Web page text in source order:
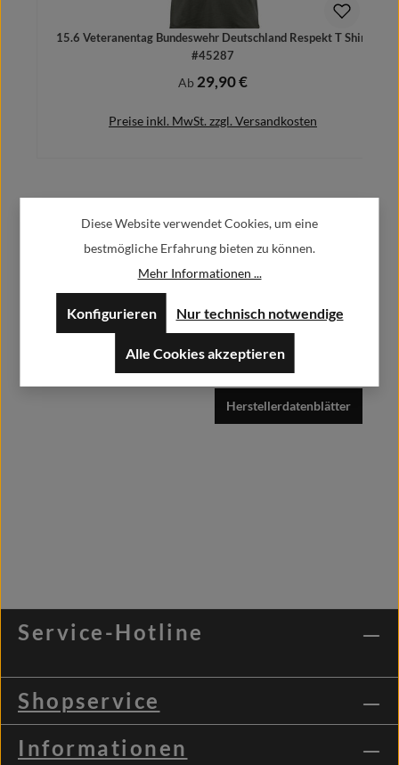
15.6 Veteranentag Bundeswehr Deutschland Respekt T Shirt
#45287
Regulärer Preis:
Ab 29,90 €
Preise inkl. MwSt. zzgl. Versandkosten
Alfa GmbH / Alfashirt
Weisweilerstr.20-22
info@alfashirt.de
Herstellerdatenblätter
Service-Hotline
Shopservice
Informationen
Diese Website verwendet Cookies, um eine
bestmögliche Erfahrung bieten zu können.
Mehr Informationen ...
Nur technisch notwendige
Konfigurieren
Alle Cookies akzeptieren